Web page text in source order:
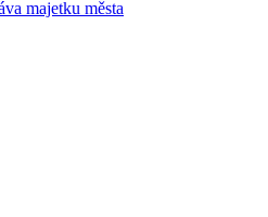
majetku města